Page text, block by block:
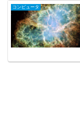
コンピュータ